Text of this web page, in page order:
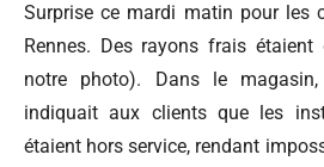
Surprise ce mardi matin pour les
Rennes. Des rayons frais étaient
notre photo). Dans le
indiquait aux clients que les
étaient hors service, rendant